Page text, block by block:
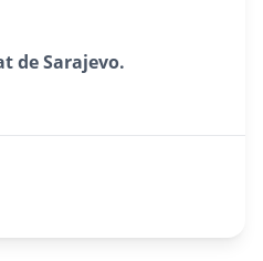
de Sarajevo.